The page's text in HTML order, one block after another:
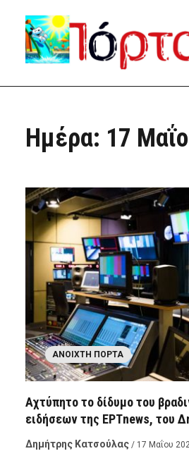
Ημέρα: 17
ΑΝΟΙΧΤΉ ΠΌΡΤΑ
Αχτύπητο το δίδυμο του
ειδήσεων της ΕΡΤnews, του
Δημήτρης Κατσούλας / 17 Μαΐου